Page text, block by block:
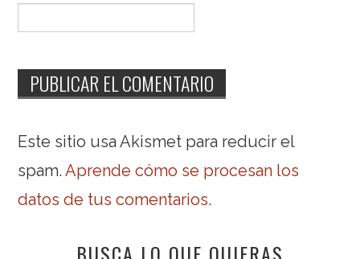
Este sitio usa Akismet para reducir el
spam.Aprende cómo se procesan los
datos de tus comentarios.